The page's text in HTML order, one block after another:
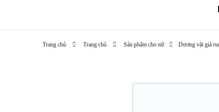
Roi – pad – lăn kim Dương vật
Trang chủ Trang chủ Sản phẩm cho nữ Dương vật giả